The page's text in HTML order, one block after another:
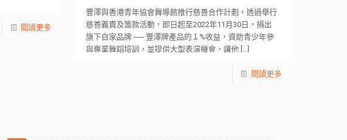
閱讀更多
豐澤與香港青年協會舞導館推行慈善合作計劃，透過舉行
慈善義賣及籌款活動，即日起至2022年11月30日，捐出
旗下自家品牌 ── 豐澤牌產品的１%收益，資助青少年參
與專業舞蹈培訓，並提供大型表演機會，讓他[…]
閱讀更多